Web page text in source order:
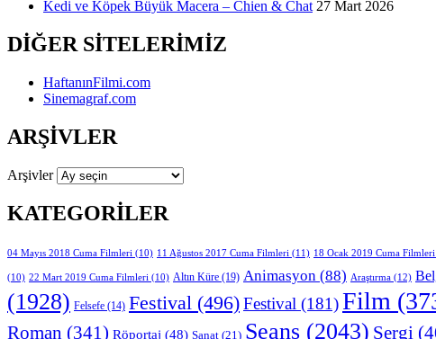
Kedi ve Köpek Büyük Macera – Chien & Chat 27 Mart 2026
DIĞER SITELERIMIZ
HaftanınFilmi.com
Sinemagraf.com
ARŞIVLER
Arşivler
KATEGORILER
04 Mayıs 2018 Cuma Filmleri (10) 11 Ağustos 2017 Cuma Filmleri (11) 18 Ocak 2019 Cuma Filmleri
(10) 22 Mart 2019 Cuma Filmleri (10) Altın Küre (19) Animasyon (88) Araştırma (12)
(1928) Felsefe (14) Festival (496)Festival (181)Film
Roman (341) Röportaj (48) Sanat (21) Seans (2043) Sergi